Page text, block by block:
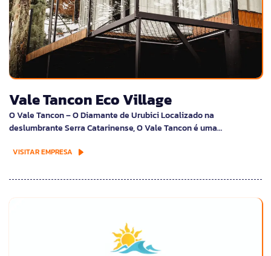
Vale Tancon Eco Village
O Vale Tancon – O Diamante de Urubici Localizado na
deslumbrante Serra Catarinense, O Vale Tancon é uma…
VISITAR EMPRESA